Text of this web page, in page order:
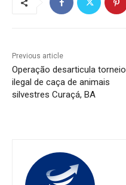
Previous article
Operação desarticula torneio
ilegal de caça de animais
silvestres Curaçá, BA